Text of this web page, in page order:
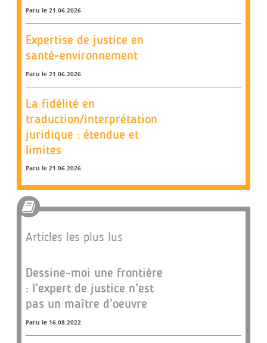
Paru le 21.06.2026
Expertise de justice en
santé-environnement
Paru le 21.06.2026
La fidélité en
traduction/interprétation
juridique : étendue et
limites
Paru le 21.06.2026
Articles les plus lus
Dessine-moi une frontière
: l’expert de justice n’est
pas un maître d’oeuvre
Paru le 16.08.2022